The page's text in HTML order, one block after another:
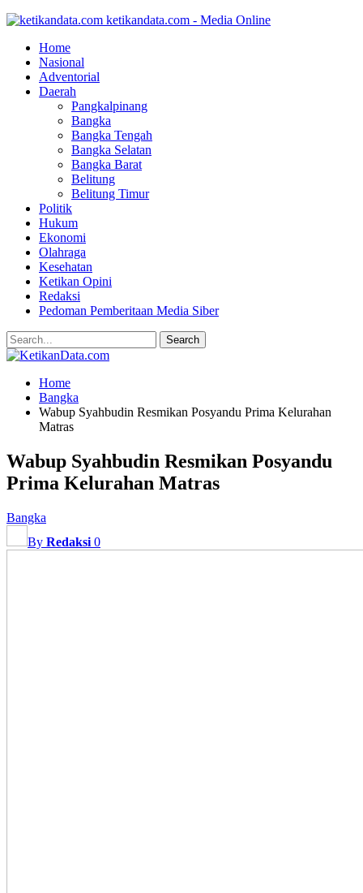
ketikandata.com - Media Online
Home
Nasional
Adventorial
Daerah
Pangkalpinang
Bangka
Bangka Tengah
Bangka Selatan
Bangka Barat
Belitung
Belitung Timur
Politik
Hukum
Ekonomi
Olahraga
Kesehatan
Ketikan Opini
Redaksi
Pedoman Pemberitaan Media Siber
Home
Bangka
Wabup Syahbudin Resmikan Posyandu Prima Kelurahan
Matras
Wabup Syahbudin Resmikan Posyandu
Prima Kelurahan Matras
Bangka
By Redaksi 0